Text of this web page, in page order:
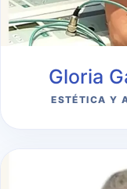
Gloria
ESTÉTICA Y